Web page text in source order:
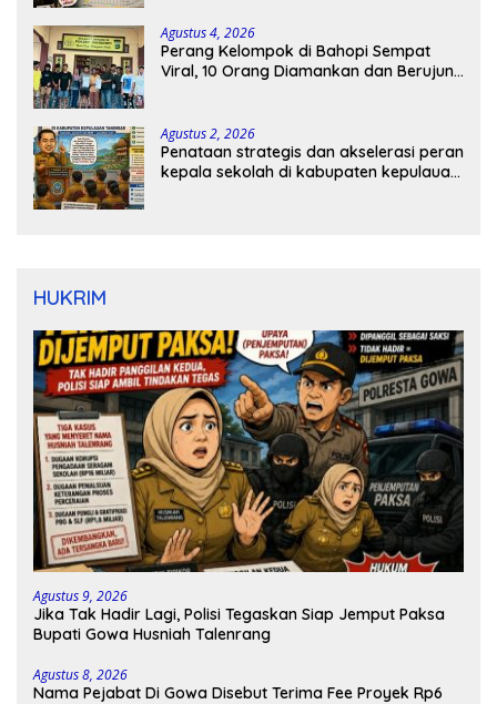
Agustus 4, 2026
Perang Kelompok di Bahopi Sempat
Viral, 10 Orang Diamankan dan Berujung
Agustus 2, 2026
Penataan strategis dan akselerasi peran
kepala sekolah di kabupaten kepulauan
HUKRIM
Agustus 9, 2026
Jika Tak Hadir Lagi, Polisi Tegaskan Siap Jemput Paksa
Bupati Gowa Husniah Talenrang
Agustus 8, 2026
Nama Pejabat Di Gowa Disebut Terima Fee Proyek Rp6